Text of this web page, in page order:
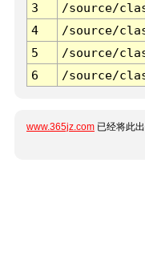
3 /source/
4
/source/
5
/source/
6
/source/
www.365jz.com 已经将此